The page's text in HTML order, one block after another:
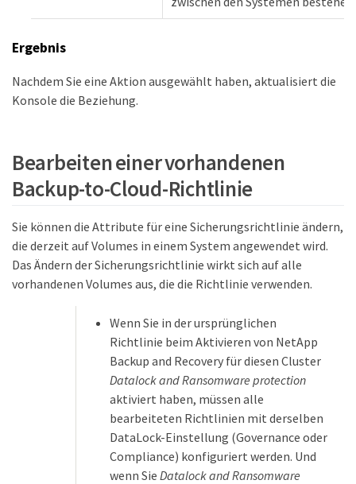
Ergebnis
Nachdem Sie eine Aktion ausgewählt haben, aktualisiert die
Konsole die Beziehung.
Bearbeiten einer vorhandenen
Backup-to-Cloud-Richtlinie
Sie können die Attribute für eine Sicherungsrichtlinie ändern,
die derzeit auf Volumes in einem System angewendet wird.
Das Ändern der Sicherungsrichtlinie wirkt sich auf alle
vorhandenen Volumes aus, die die Richtlinie verwenden.
Wenn Sie in der ursprünglichen
Richtlinie beim Aktivieren von NetApp
Backup and Recovery für diesen Cluster
Datalock and Ransomware protection
aktiviert haben, müssen alle
bearbeiteten Richtlinien mit derselben
DataLock-Einstellung (Governance oder
Compliance) konfiguriert werden. Und
wenn Sie Datalock and Ransomware